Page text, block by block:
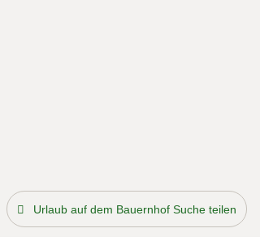
Urlaub auf dem Bauernhof Suche teilen